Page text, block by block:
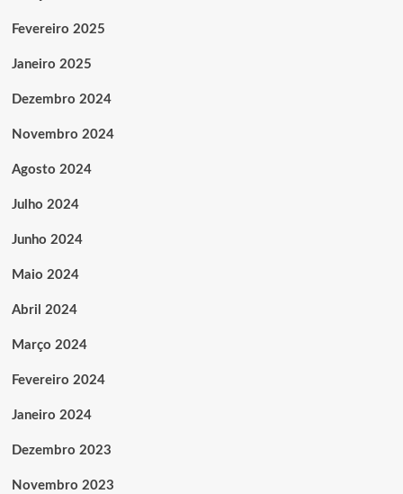
Fevereiro 2025
Janeiro 2025
Dezembro 2024
Novembro 2024
Agosto 2024
Julho 2024
Junho 2024
Maio 2024
Abril 2024
Março 2024
Fevereiro 2024
Janeiro 2024
Dezembro 2023
Novembro 2023